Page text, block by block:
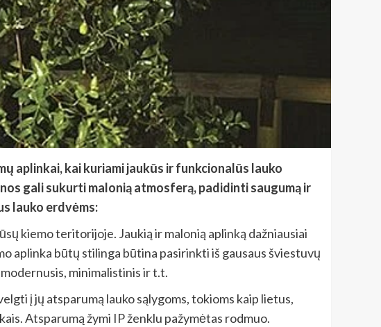
aplinkai, kai kuriami jaukūs ir funkcionalūs lauko
gali sukurti malonią atmosferą, padidinti saugumą ir
lauko erdvėms:
kiemo teritorijoje. Jaukią ir malonią aplinką dažniausiai
aplinka būtų stilinga būtina pasirinkti iš gausaus šviestuvų
minimalistinis ir t.t.
į jų atsparumą lauko sąlygoms, tokioms kaip lietus,
Atsparumą žymi IP ženklu pažymėtas rodmuo.